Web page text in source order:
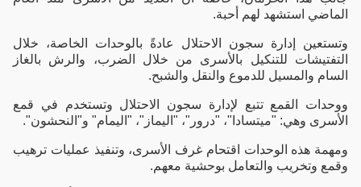
الماضي استشهد لهم أحبة.
وتستعين إدارة سجون الاحتلال عادةً بالوحدات الخاصة، خلال
التفتيشات للتنكيل بالأسرى من خلال الضرب، والرش بالغاز
السام والمسيل للدموع والنقل والشبح.
ووحدات القمع تتبع لإدارة سجون الاحتلال وتستخدم في قمع
الأسرى وهي: "ميتسادا"، "درور"، "اليماز"، "اليمام" و"النحشون".
ومهمة هذه الوحدات اقتحام غرف الأسرى، وتنفيذ عمليات ترهيب
وقمع وتخريب والتعامل بوحشية معهم.